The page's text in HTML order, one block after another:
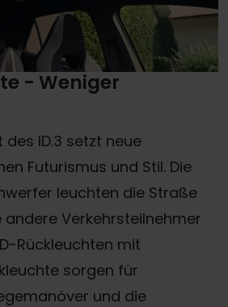
- Weniger
des ID.3 setzt neue
Futurismus und Stil. Die
leuchten die Straße
Verkehrsteilnehmer
Rückleuchten mit
sorgen für
und die